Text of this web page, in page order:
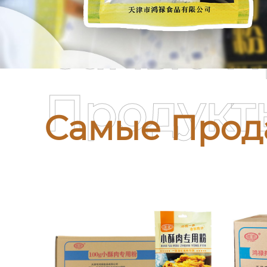
Самые
Самые